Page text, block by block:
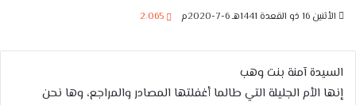
الأثنين 16 ذو القعدة 1441هـ 6-7-2020م 2٬065
السيدة آمنة بنت وهب
إنها الأم الجليلة التي طالما أغفلتها المصادر والمراجع، وها نحن